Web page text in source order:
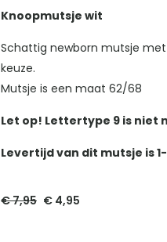
Knoopmutsje wit
Schattig newborn mutsje
keuze.
Mutsje is een maat 62/68
Let op! Lettertype 9 is niet
Levertijd van dit mutsje is
€7,95 Oorspronkelijke
€ 4,95